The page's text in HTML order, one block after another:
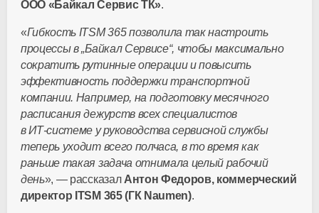
ООО «Байкал Сервис ТК».
«Гибкость ITSM 365 позволила так настроить
процессы в „Байкал Сервисе“, чтобы максимально
сократить рутинные операции и повысить
эффективность поддержки транспортной
компании. Например, на подготовку месячного
расписания дежурств всех специалистов
вИТ-системе у руководства сервисной службы
теперь уходит всего полчаса, в то время как
раньше такая задача отнимала целый рабочий
день», — рассказал Антон Федоров, коммерческий
директор ITSM 365 (ГК Naumen).